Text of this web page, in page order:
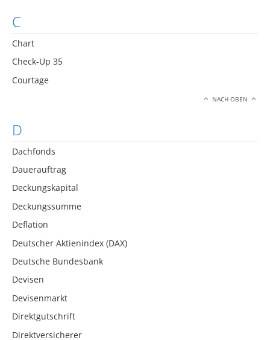
C
Chart
Check-Up 35
Courtage
NACH OBEN
D
Dachfonds
Dauerauftrag
Deckungskapital
Deckungssumme
Deflation
Deutscher Aktienindex (DAX)
Deutsche Bundesbank
Devisen
Devisenmarkt
Direktgutschrift
Direktversicherer